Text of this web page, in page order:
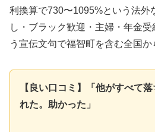
利換算で730〜1095%という法外
し・ブラック歓迎・主婦・年金
う宣伝文句で福智町を含む全国か
【良い口コミ】「他がすべて
れた。助かった」